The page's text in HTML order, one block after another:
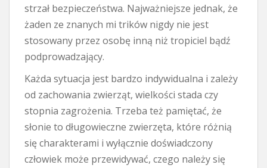
strzał bezpieczeństwa. Najważniejsze jednak, że
żaden ze znanych mi trików nigdy nie jest
stosowany przez osobę inną niż tropiciel bądź
podprowadzający.
Każda sytuacja jest bardzo indywidualna i zależy
od zachowania zwierząt, wielkości stada czy
stopnia zagrożenia. Trzeba też pamiętać, że
słonie to długowieczne zwierzęta, które różnią
się charakterami i wyłącznie doświadczony
człowiek może przewidywać, czego należy się